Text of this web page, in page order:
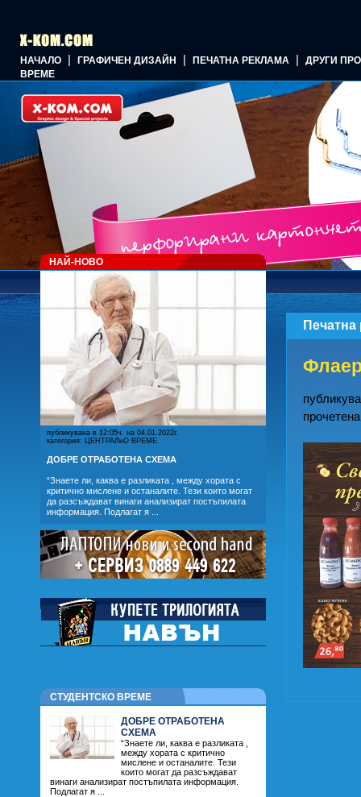
НАЧАЛО | ГРАФИЧЕН ДИЗАЙН | ПЕЧАТНА РЕКЛАМА |
ДРУГИ
ВРЕМЕ
НАЙ-НОВО
публикувана в 12:05ч. на 04.01.2022г.
категория: ЦЕНТРАЛнО ВРЕМЕ
ДОБРЕ ОТРАБОТЕНА СХЕМА
“Знаете ли, каква е разликата , между хората с
критично мислене и останалите. Тези които могат
да разсъждават винаги анализират постъпилата
информация. Подлагат я ...
СТУДЕНТСКО ВРЕМЕ
ДОБРЕ ОТРАБОТЕНА
СХЕМА
“Знаете ли, каква е разликата ,
между хората с критично
мислене и останалите. Тези
които могат да разсъждават
винаги анализират постъпилата информация.
Подлагат я ...
Печатна